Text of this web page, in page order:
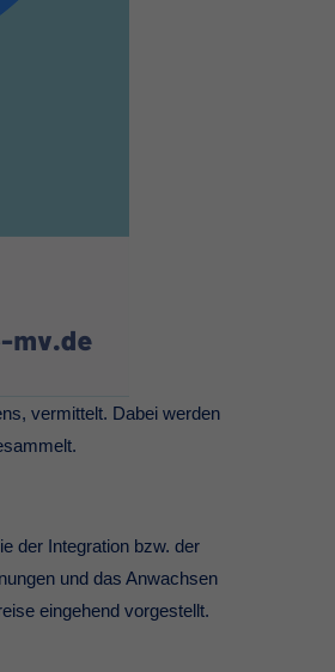
vermittelt. Dabei werden
der Integration bzw. der
und das Anwachsen
eingehend vorgestellt.